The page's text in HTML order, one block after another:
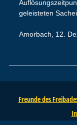
geleisteten
Amorbach, 12.
Freunde des